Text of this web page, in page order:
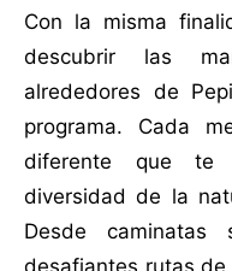
Con la misma
descubrir las
alrededores de
programa. Cada
diferente que te
diversidad de la
Desde caminatas
desafiantes rutas de